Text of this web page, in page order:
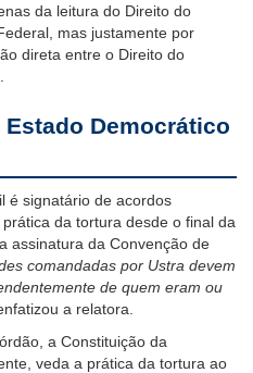
da leitura do Direito do
mas justamente por
direta entre o Direito do
Democrático
é signatário de acordos
da tortura desde o final da
assinatura da Convenção de
comandadas por Ustra devem
de quem eram ou
enfatizou a relatora.
a Constituição da
veda a prática da tortura ao